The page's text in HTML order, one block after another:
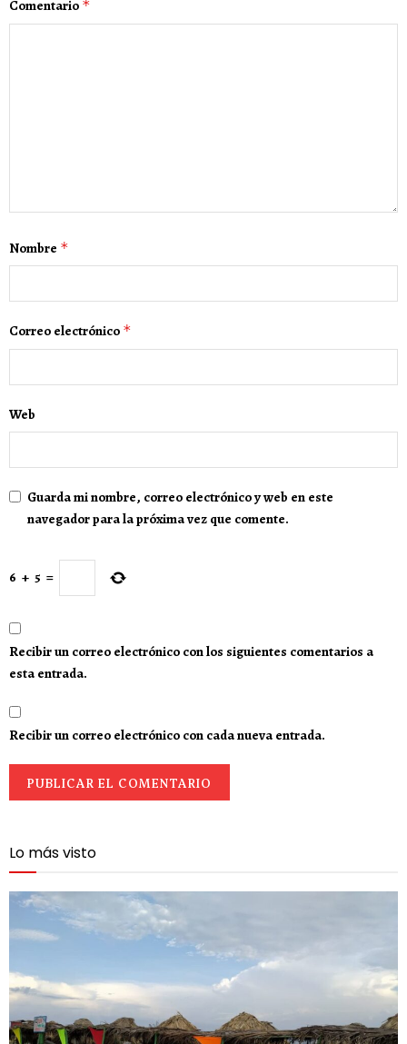
Comentario *
Nombre *
Correo electrónico *
Web
Guarda mi nombre, correo electrónico y web en este
navegador para la próxima vez que comente.
6 + 5 =
Recibir un correo electrónico con los siguientes comentarios a
esta entrada.
Recibir un correo electrónico con cada nueva entrada.
Lo más visto